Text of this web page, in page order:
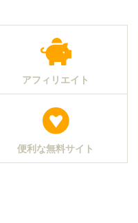
アフィリエイト
便利な無料サイト